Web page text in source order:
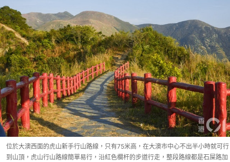
位於大澳西面的虎山新手行山路線，只有75米高，在大澳市中心不出半小時就可行
到山頂，虎山行山路線簡單易行，沿紅色欄杆的步道行走，整段路線都是石屎路加